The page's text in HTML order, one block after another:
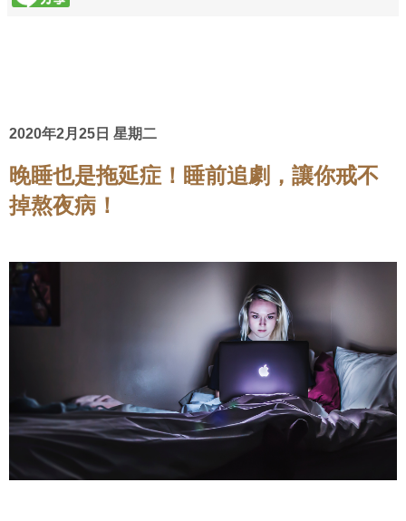
2020年2月25日 星期二
晚睡也是拖延症！睡前追劇，讓你戒不
掉熬夜病！